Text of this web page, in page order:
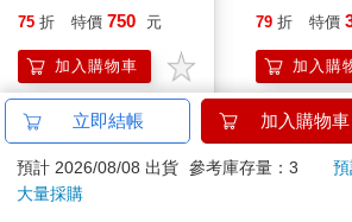
凱莉在大學讀到一半時發現，她必須取得
心理學領域的目標，而父母不願再供她深
已負債累累，她「深恐」自己會破產而不
橫下心決定去工作還債，之後再設法取得
涯。
然而，事與願違。凱莉畢業時正值經濟不景
75 折 特價 750 元
加入購物車
Jisoo、
世界，創
奇！
79 折 特價
加入購
其他人也買
立即結帳 加入購物車
預計 2026/08/08 出貨 參考庫存量：3
大量採購